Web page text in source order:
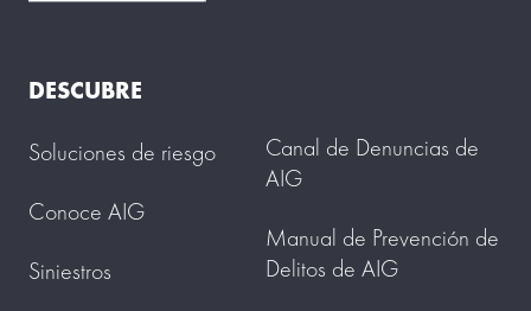
DESCUBRE
Soluciones de riesgo
Conoce AIG
Siniestros
Canal de Denuncias de
AIG
Manual de Prevención de
Delitos de AIG